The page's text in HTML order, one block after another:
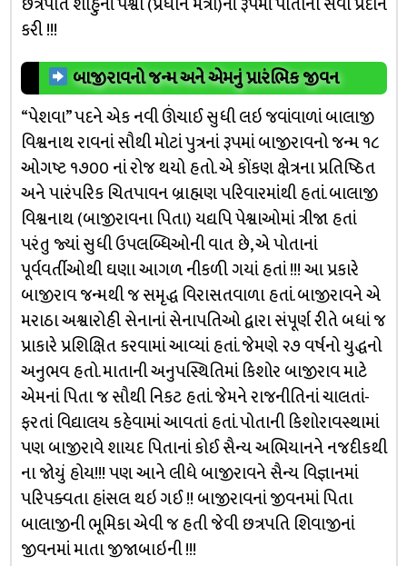
કરી !!!
બાજીરાવનો જન્મ અને એમનું પ્રારંભિક જીવન
“પેશવા” પદને એક નવી ઊંચાઈ સુધી લઇ જવાંવાળાં બાલાજી
વિશ્વનાથ રાવનાં સૌથી મોટાં પુત્રનાં રૂપમાં બાજીરાવનો જન્મ ૧૮
ઓગષ્ટ ૧૭૦૦ નાં રોજ થયો હતો. એ કોંકણ ક્ષેત્રના પ્રતિષ્ઠિત
અને પારંપરિક ચિતપાવન બ્રાહ્મણ પરિવારમાંથી હતાં. બાલાજી
વિશ્વનાથ (બાજીરાવના પિતા) યદ્યપિ પેશ્વાઓમાં ત્રીજા હતાં
પરંતુ જ્યાં સુધી ઉપલબ્ધિઓની વાત છે, એ પોતાનાં
પૂર્વવર્તીઓથી ઘણા આગળ નીકળી ગયાં હતાં !!! આ પ્રકારે
બાજીરાવ જન્મથી જ સમૃદ્ધ વિરાસતવાળા હતાં. બાજીરાવને એ
મરાઠા અશ્વારોહી સેનાનાં સેનાપતિઓ દ્વારા સંપૂર્ણ રીતે બધાં જ
પ્રાકારે પ્રશિક્ષિત કરવામાં આવ્યાં હતાં. જેમણે ૨૭ વર્ષનો યુદ્ધનો
અનુભવ હતો. માતાની અનુપસ્થિતિમાં કિશોર બાજીરાવ માટે
એમનાં પિતા જ સૌથી નિકટ હતાં. જેમને રાજનીતિનાં ચાલતાં-
ફરતાં વિદ્યાલય કહેવામાં આવતાં હતાં. પોતાની કિશોરાવસ્થામાં
પણ બાજીરાવે શાયદ પિતાનાં કોઈ સૈન્ય અભિયાનને નજદીકથી
ના જોયું હોય!!! પણ આને લીધે બાજીરાવને સૈન્ય વિજ્ઞાનમાં
પરિપક્વતા હાંસલ થઇ ગઈ !! બાજીરાવનાં જીવનમાં પિતા
બાલાજીની ભૂમિકા એવી જ હતી જેવી છત્રપતિ શિવાજીનાં
જીવનમાં માતા જીજાબાઇની !!!